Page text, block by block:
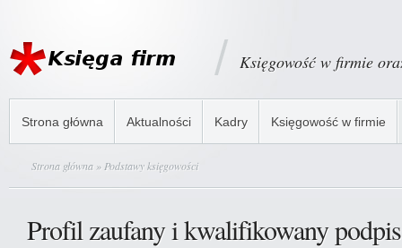
Księgowość w firmie
Strona główna Aktualności Kadry Księgowość w firmie
Strona główna » Podstawy księgowości
Profil zaufany i kwalifikowany